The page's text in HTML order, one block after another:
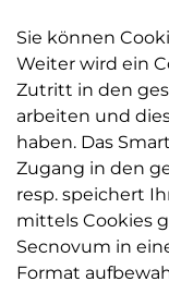
Sie können
Weiter wird ein
Zutritt in den
arbeiten und
haben. Das
Zugang in den
resp. speichert
mittels Cookies
Secnovum in
Format